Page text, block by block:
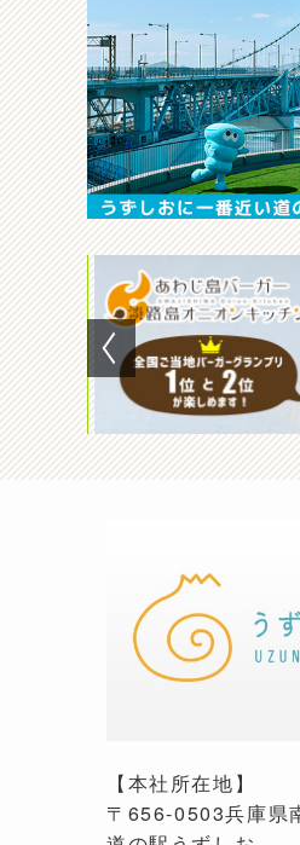
【本社所在地】
〒656-0503兵庫県